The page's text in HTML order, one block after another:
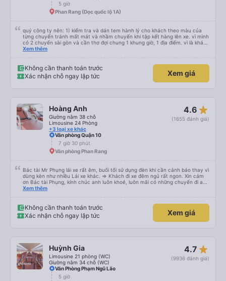
5 giờ
Phan Rang (Dọc quốc lộ 1A)
quý công ty nên: 1) kiểm tra và dán tem hành lý cho khách theo màu của
từng chuyến tránh mất mát và nhầm chuyến khi tập kết hàng lên xe. vì mình
có 2 chuyến sài gòn và cần thơ đợi chung 1 khung giờ, 1 địa điểm. vì là khách
thân thiết của quý công ty nên rất hài lòng và tin tưởng. tuy nhiên rất mong
thì chắc chắn quy công ty là nhà xe được yêu thích và lựa chọn số 1 quy
nhơn. rất cảm ơn quý anh chị em cty cũng như chị Thảo đã lắng nghe và
tiếp nhận. " khách hàng thân thiết nhiều năm của nhà xe từ thời sinh viên"
Xem thêm
Không cần thanh toán trước
Xác nhận chỗ ngay lập tức
Xem giá
Hoàng Anh
Giường nằm 38 chỗ
Limousine 24 Phòng
+3 loại xe khác
4.6 star_rate
(1655 đánh giá)
Văn phòng Quận 10
7 giờ 30 phút
Văn phòng Phan Rang
Bác tài Mr Phụng lái xe rất êm, buổi tối sử dụng đèn khi cần cảnh báo thay vì
dùng kèn như nhiều Lái xe khác. => Khách đi xe đêm ngủ rất ngon. Xin cám
ơn Bác tài Phụng, kính chúc anh luôn khoẻ, luôn mãi có những chuyến đi an
toàn!
Xem thêm
Không cần thanh toán trước
Xác nhận chỗ ngay lập tức
Xem giá
Huỳnh Gia
Limousine 21 phòng (WC)
Giường nằm 34 chỗ (WC)
4.7 star_rate
(9936 đánh giá)
Văn Phòng Phạm Ngũ Lão
5 giờ